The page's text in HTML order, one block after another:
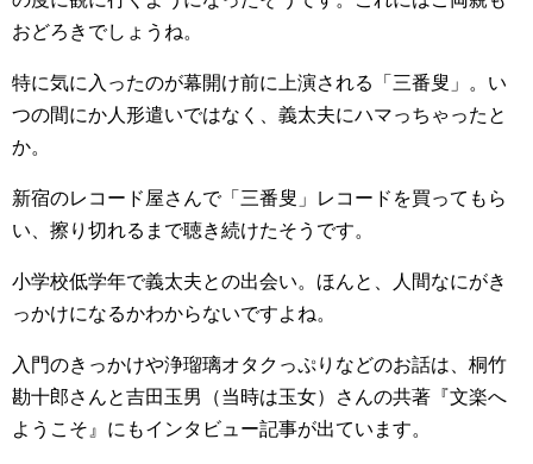
おどろきでしょうね。
特に気に入ったのが幕開け前に上演される「三番叟」。い
つの間にか人形遣いではなく、義太夫にハマっちゃったと
か。
新宿のレコード屋さんで「三番叟」レコードを買ってもら
い、擦り切れるまで聴き続けたそうです。
小学校低学年で義太夫との出会い。ほんと、人間なにがき
っかけになるかわからないですよね。
入門のきっかけや浄瑠璃オタクっぷりなどのお話は、桐竹
勘十郎さんと吉田玉男（当時は玉女）さんの共著『文楽へ
ようこそ』にもインタビュー記事が出ています。